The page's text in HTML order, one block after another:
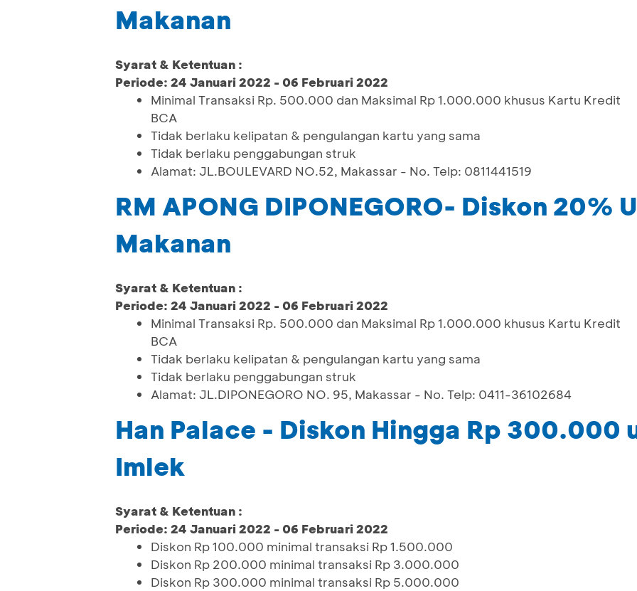
Makanan
Syarat & Ketentuan :
Periode: 24 Januari 2022 - 06 Februari 2022
Minimal Transaksi Rp. 500.000 dan Maksimal Rp 1.000.000 khusus Kartu Kredit
BCA
Tidak berlaku kelipatan & pengulangan kartu yang sama
Tidak berlaku penggabungan struk
Alamat: JL.BOULEVARD NO.52, Makassar - No. Telp: 0811441519
RM APONG DIPONEGORO- Diskon 20%
Makanan
Syarat & Ketentuan :
Periode: 24 Januari 2022 - 06 Februari 2022
Minimal Transaksi Rp. 500.000 dan Maksimal Rp 1.000.000 khusus Kartu Kredit
BCA
Tidak berlaku kelipatan & pengulangan kartu yang sama
Tidak berlaku penggabungan struk
Alamat: JL.DIPONEGORO NO. 95, Makassar - No. Telp: 0411-36102684
Han Palace - Diskon Hingga Rp 300.000
Imlek
Syarat & Ketentuan :
Periode: 24 Januari 2022 - 06 Februari 2022
Diskon Rp 100.000 minimal transaksi Rp 1.500.000
Diskon Rp 200.000 minimal transaksi Rp 3.000.000
Diskon Rp 300.000 minimal transaksi Rp 5.000.000